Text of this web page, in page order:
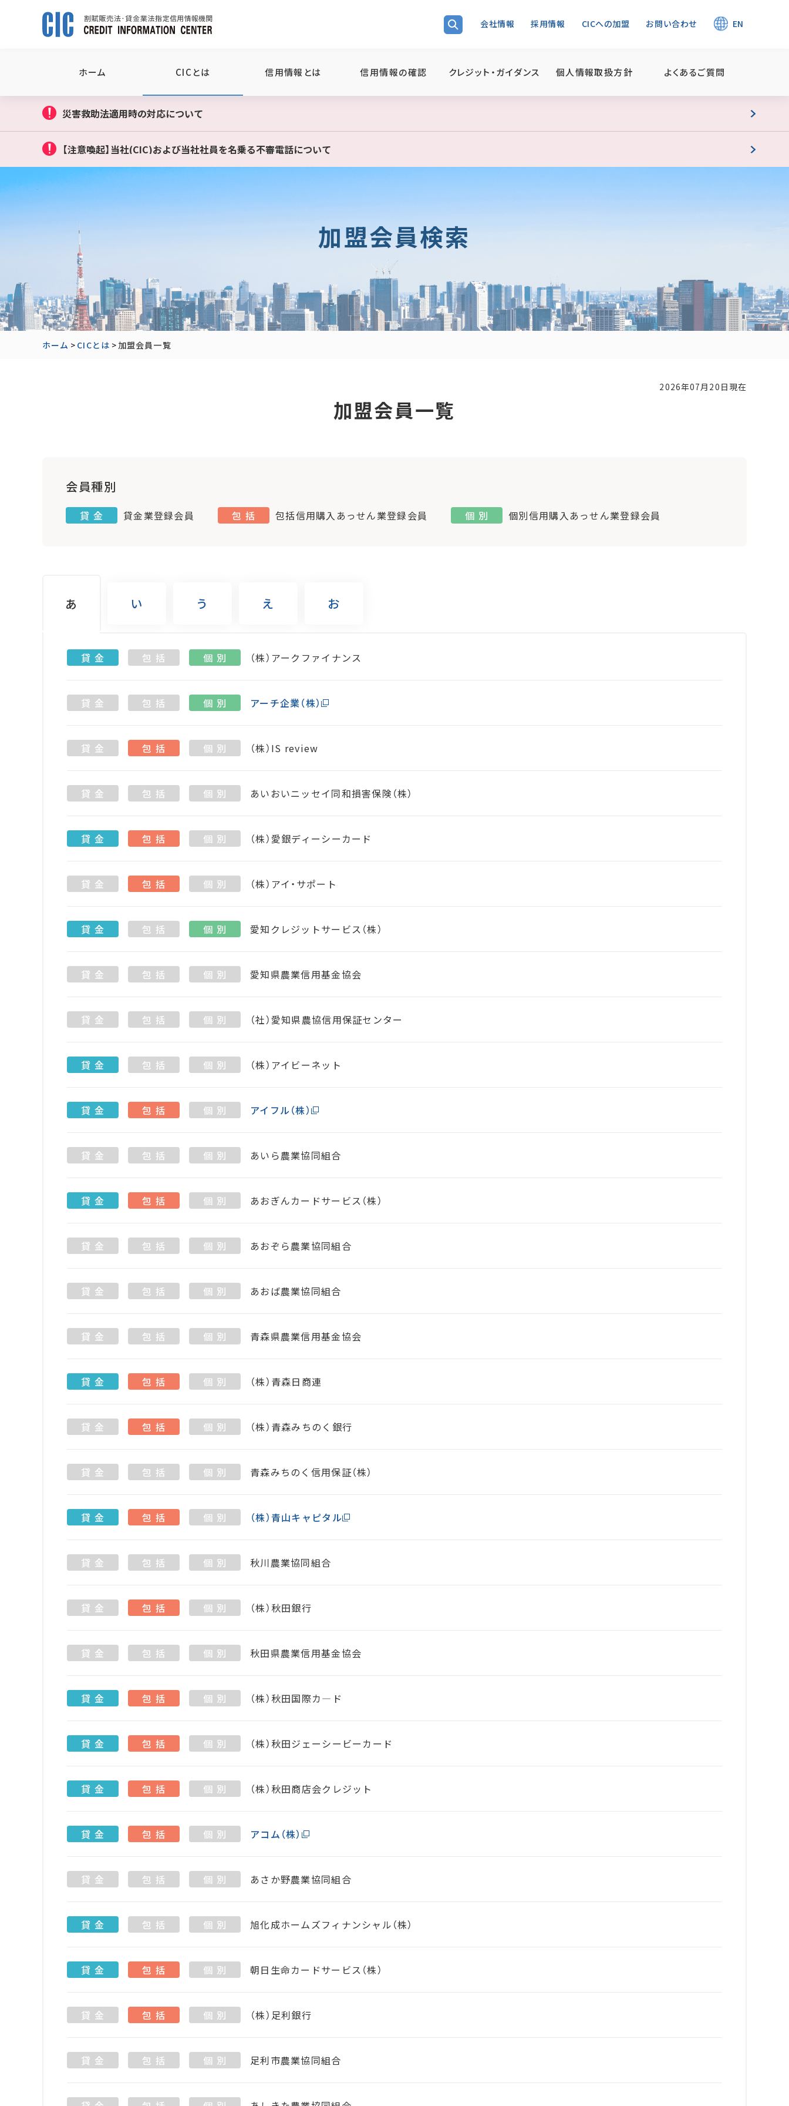
会社情報 採用情報 CICへの加盟 お問い合わせ EN
ホーム CICとは 信用情報とは 信用情報の確認 クレジット・ガイダンス 個人情報取扱方針 よくあるご質問
災害救助法適用時の対応について
【注意喚起】当社(CIC)および当社社員を名乗る不審電話について
加盟会員検索
ホーム > CICとは > 加盟会員一覧
2026年07月20日現在
加盟会員一覧
会員種別
貸 金 貸金業登録会員 包 括 包括信用購入あっせん業登録会員 個 別 個別信用購入あっせん業登録会員
あ い う え お
貸 金 包 括 個 別 （株）アークファイナンス
貸 金 包 括 個 別 アーチ企業（株）
貸 金 包 括 個 別 （株）IS review
貸 金 包 括 個 別 あいおいニッセイ同和損害保険（株）
貸 金 包 括 個 別 （株）愛銀ディーシーカード
貸 金 包 括 個 別 （株）アイ・サポート
貸 金 包 括 個 別 愛知クレジットサービス（株）
貸 金 包 括 個 別 愛知県農業信用基金協会
貸 金 包 括 個 別 （社）愛知県農協信用保証センター
貸 金 包 括 個 別 （株）アイビーネット
貸 金 包 括 個 別 アイフル（株）
貸 金 包 括 個 別 あいら農業協同組合
貸 金 包 括 個 別 あおぎんカードサービス（株）
貸 金 包 括 個 別 あおぞら農業協同組合
貸 金 包 括 個 別 あおば農業協同組合
貸 金 包 括 個 別 青森県農業信用基金協会
貸 金 包 括 個 別 （株）青森日商連
貸 金 包 括 個 別 （株）青森みちのく銀行
貸 金 包 括 個 別 青森みちのく信用保証（株）
貸 金 包 括 個 別 （株）青山キャピタル
貸 金 包 括 個 別 秋川農業協同組合
貸 金 包 括 個 別 （株）秋田銀行
貸 金 包 括 個 別 秋田県農業信用基金協会
貸 金 包 括 個 別 （株）秋田国際カ―ド
貸 金 包 括 個 別 （株）秋田ジェーシービーカード
貸 金 包 括 個 別 （株）秋田商店会クレジット
貸 金 包 括 個 別 アコム（株）
貸 金 包 括 個 別 あさか野農業協同組合
貸 金 包 括 個 別 旭化成ホームズフィナンシャル（株）
貸 金 包 括 個 別 朝日生命カードサービス（株）
貸 金 包 括 個 別 （株）足利銀行
貸 金 包 括 個 別 足利市農業協同組合